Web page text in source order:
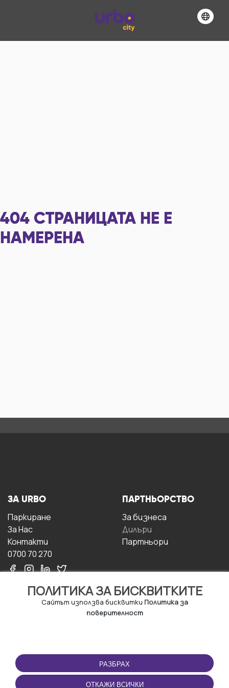
404 СТРАНИЦАТА НЕ Е
НАМЕРЕНА
ПОЛИТИКА ЗА БИСКВИТКИТЕ
Сайтът използва бисквитки Политика за
поверителност
РАЗБРАХ
ОТКАЖИ ВСИЧКИ
ЗА URBO
Паркиране
За Hас
Контакти
0700 70 270
ПАРТНЬОРСТВО
За бизнесa
Дилъри
Партньори
ПОЛЗВАНЕ
Правила и условия за
ползване
ПРИЛОЖЕНИЕТО